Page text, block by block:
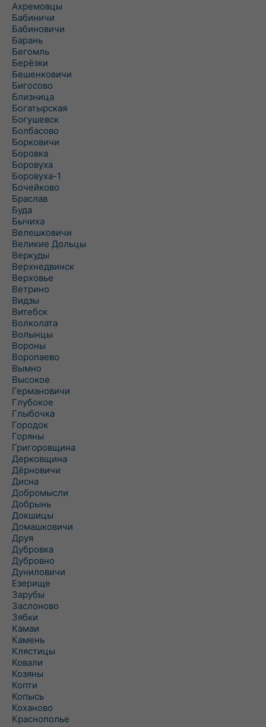
Ахремовцы
Бабиничи
Бабиновичи
Барань
Бегомль
Берёзки
Бешенковичи
Бигосово
Близница
Богатырская
Богушевск
Болбасово
Борковичи
Боровка
Боровуха
Боровуха-1
Бочейково
Браслав
Буда
Бычиха
Велешковичи
Великие Дольцы
Веркуды
Верхнедвинск
Верховье
Ветрино
Видзы
Витебск
Волколата
Волынцы
Вороны
Воропаево
Вымно
Высокое
Германовичи
Глубокое
Глыбочка
Городок
Горяны
Григоровщина
Дерковщина
Дёрновичи
Дисна
Добромысли
Добрынь
Докшицы
Домашковичи
Друя
Дубровка
Дубровно
Дуниловичи
Езерище
Зарубы
Заслоново
Зябки
Камаи
Камень
Клястицы
Ковали
Козяны
Копти
Копысь
Коханово
Краснополье